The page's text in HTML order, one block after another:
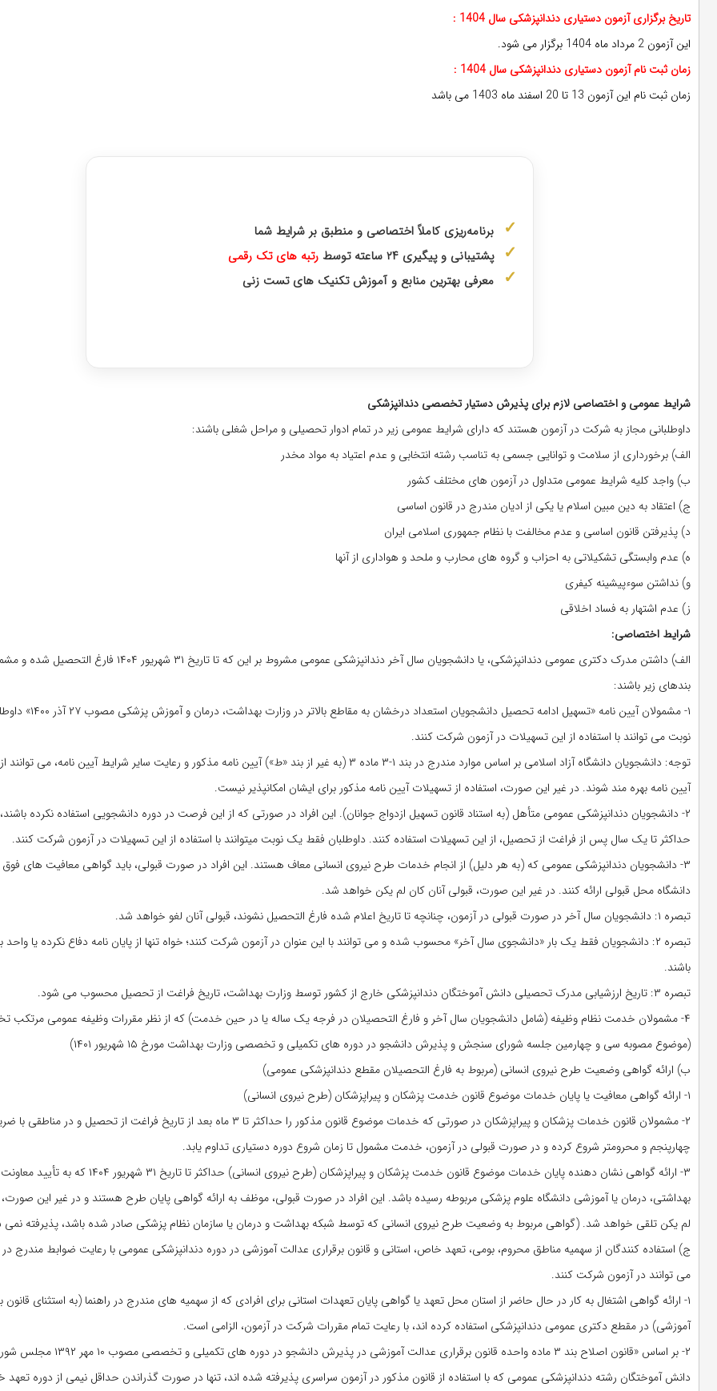
تاریخ برگزاری آزمون دستیاری دندانپزشکی سال 1404 :
این آزمون 2 مرداد ماه 1404 برگزار می شود.
زمان ثبت نام آزمون دستیاری دندانپزشکی سال 1404 :
زمان ثبت نام این آزمون 13 تا 20 اسفند ماه 1403 می باشد
برنامه‌ریزی کاملاً اختصاصی و منطبق بر شرایط شما
پشتیبانی و پیگیری ۲۴ ساعته توسط
رتبه‌ های تک رقمی
معرفی بهترین منابع و آموزش تکنیک های تست زنی
شرایط عمومی و اختصاصی لازم برای پذیرش دستیار تخصصی دندانپزشکی
داوطلبانی مجاز به شرکت در آزمون هستند که دارای شرایط عمومی زیر در تمام ادوار تحصیلی و مراحل شغلی باشند:
الف) برخورداری از سلامت و توانایی جسمی به تناسب رشته انتخابی و عدم اعتیاد به مواد مخدر
ب) واجد کلیه شرایط عمومی متداول در آزمون های مختلف کشور
ج) اعتقاد به دین مبین اسلام یا یکی از ادیان مندرج در قانون اساسی
د) پذیرفتن قانون اساسی و عدم مخالفت با نظام جمهوری اسلامی ایران
ه) عدم وابستگی تشکیلاتی به احزاب و گروه های محارب و ملحد و هواداری از آنها
و) نداشتن سوءپیشینه کیفری
ز) عدم اشتهار به فساد اخلاقی
شرایط اختصاصی:
الف) داشتن مدرک دکتری عمومی دندانپزشکی، یا دانشجویان سال آخر دندانپزشکی عمومی مشروط بر این که تا تاریخ
بندهای زیر باشند:
۱- مشمولان آیین نامه «تسهیل ادامه تحصیل
نوبت می توانند با استفاده از این تسهیلات در آزمون شرکت کنند.
توجه: دانشجویان دانشگاه آزاد اسلامی بر اساس موارد مندرج در بند ۱-۳ ماده ۳ (به غیر از بند «ط») آیین نامه مذکور و رعایت سایر شرایط آیین
آیین نامه بهره مند شوند. در غیر این صورت، استفاده از تسهیلات آیین نامه مذکور برای ایشان امکانپذیر نیست.
۲- دانشجویان دندانپزشکی عمومی متأهل (به استناد قانون تسهیل ازدواج جوانان). این افراد در صورتی که از این فرصت در دوره دانشجویی استفاده نکرده
حداکثر تا یک سال پس از فراغت از تحصیل، از این تسهیلات استفاده کنند. داوطلبان فقط یک نوبت میتوانند با استفاده از این تسهیلات در آزمون شرکت کنند.
۳- دانشجویان دندانپزشکی عمومی که (به هر دلیل) از انجام خدمات طرح نیروی انسانی معاف هستند. این افراد در صورت قبولی، باید گواهی معافیت های فوق
دانشگاه محل قبولی ارائه کنند. در غیر این صورت، قبولی آنان کان لم یکن خواهد شد.
تبصره ۱: دانشجویان سال آخر در صورت قبولی در آزمون، چنانچه تا تاریخ اعلام شده فارغ التحصیل نشوند، قبولی آنان لغو خواهد شد.
تبصره ۲: دانشجویان فقط یک بار «دانشجوی سال آخر» محسوب شده و می توانند با این عنوان در آزمون شرکت کنند؛ خواه تنها از پایان نامه دفاع نکرده یا واحد
باشند.
تبصره ۳: تاریخ ارزشیابی مدرک تحصیلی دانش آموختگان دندانپزشکی خارج از کشور توسط وزارت بهداشت، تاریخ فراغت از تحصیل محسوب می شود.
۴- مشمولان خدمت نظام وظیفه (شامل دانشجویان سال آخر و فارغ التحصیلان در فرجه یک ساله یا در حین خدمت) که از نظر مقررات وظیفه عمومی مرتکب
(موضوع مصوبه سی و چهارمین جلسه شورای سنجش و پذیرش دانشجو در دوره های تکمیلی و تخصصی وزارت بهداشت مورخ ۱۵ شهریور ۱۴۰۱)
ب) ارائه گواهی وضعیت طرح نیروی انسانی (مربوط به فارغ التحصیلان مقطع دندانپزشکی عمومی)
۱- ارائه گواهی معافیت یا پایان خدمات موضوع قانون خدمت پزشکان و پیراپزشکان (طرح نیروی انسانی)
۲- مشمولان قانون خدمات پزشکان و پیراپزشکان در صورتی که خدمات موضوع قانون مذکور را حداکثر تا ۳ ماه بعد از تاریخ فراغت از
چهارپنجم و محرومتر شروع کرده و در صورت قبولی در آزمون، خدمت مشمول تا زمان شروع دوره دستیاری تداوم یابد.
۳- ارائه گواهی نشان دهنده پایان خدمات موضوع قانون خدمت پزشکان و پیراپزشکان (طرح نیروی
بهداشتی، درمان یا آموزشی دانشگاه علوم پزشکی مربوطه رسیده باشد. این افراد در صورت قبولی، موظف به ارائه گواهی پایان طرح هستند و در غیر این صورت،
لم یکن تلقی خواهد شد. (گواهی مربوط به وضعیت طرح نیروی انسانی که توسط شبکه بهداشت و درمان یا سازمان نظام پزشکی صادر شده باشد، پذیرفته
ج) استفاده کنندگان از سهمیه مناطق محروم، بومی، تعهد خاص، استانی و قانون برقراری عدالت آموزشی در دوره دندانپزشکی عمومی با رعایت ضوابط مندرج در
می توانند در آزمون شرکت کنند.
۱- ارائه گواهی اشتغال به کار در حال حاضر از استان محل تعهد یا گواهی پایان تعهدات استانی برای افرادی که از سهمیه های مندرج در راهنما (به استثنای قانون
آموزشی) در مقطع دکتری عمومی دندانپزشکی استفاده کرده اند، با رعایت تمام مقررات شرکت در آزمون، الزامی است.
۲- بر اساس «قانون اصلاح بند ۳ ماده واحده قانون برقراری عدالت
دانش آموختگان رشته دندانپزشکی عمومی که با استفاده از قانون مذکور در آزمون سراسری پذیرفته شده اند، تنها در صورت گذراندن حداقل نیمی از دوره تعهد